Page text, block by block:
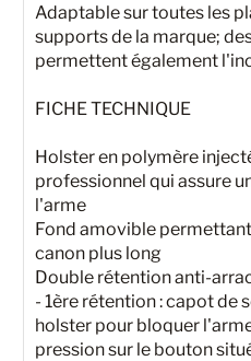
Adaptable sur toutes les
supports de la marque;
permettent également
FICHE TECHNIQUE
Holster en polymère
professionnel qui assure
l'arme
Fond amovible
canon plus long
Double rétention anti-
- 1ère rétention : capot de
holster pour bloquer
pression sur le bouton